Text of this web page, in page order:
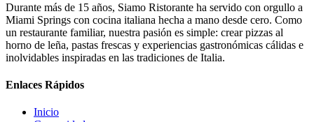
Durante más de 15 años, Siamo Ristorante ha servido con orgullo a
Miami Springs con cocina italiana hecha a mano desde cero. Como
un restaurante familiar, nuestra pasión es simple: crear pizzas al
horno de leña, pastas frescas y experiencias gastronómicas cálidas e
inolvidables inspiradas en las tradiciones de Italia.
Enlaces Rápidos
Inicio